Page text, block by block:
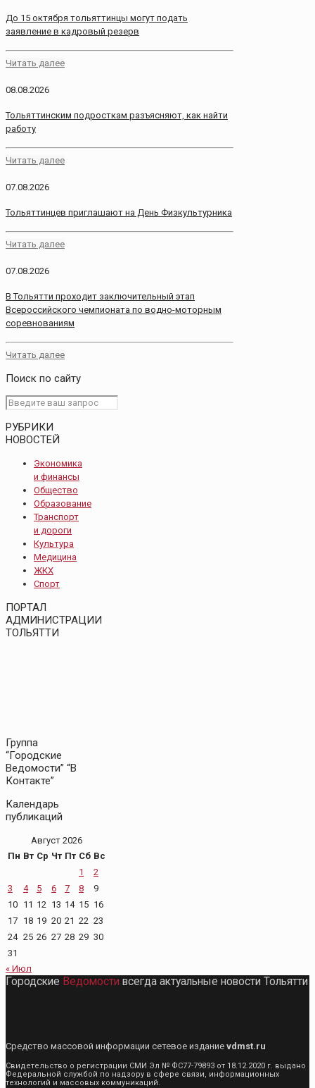
До 15 октября тольяттинцы могут подать
заявление в кадровый резерв
Читать далее
08.08.2026
Тольяттинским подросткам разъясняют, как найти
работу
Читать далее
07.08.2026
Тольяттинцев приглашают на День Физкультурника
Читать далее
07.08.2026
В Тольятти проходит заключительный этап
Всероссийского чемпионата по водно-моторным
соревнованиям
Читать далее
Поиск по сайту
РУБРИКИ
НОВОСТЕЙ
Экономика
и финансы
Общество
Образование
Транспорт
и дороги
Культура
Медицина
ЖКХ
Спорт
ПОРТАЛ
АДМИНИСТРАЦИИ
ТОЛЬЯТТИ
Группа
“Городские
Ведомости” “В
Контакте”
Календарь
публикаций
Август 2026
Пн Вт Ср Чт Пт Сб Вс
1
2
3
4 5 6 7 8
9
10 11 12 13 14 15 16
17 18 19 20 21 22 23
24 25 26 27 28 29 30
31
« Июл
Городские Ведомости всегда актуальные новости Тольятти
Средство массовой информации сетевое издание vdmst.ru
Свидетельство о регистрации СМИ Эл № ФС77-79893 от 18.12.2020 г. выдано
Федеральной службой по надзору в сфере связи, информационных
технологий и массовых коммуникаций.